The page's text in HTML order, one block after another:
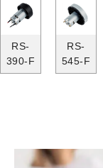
RS-
390-F
RS-
545-F